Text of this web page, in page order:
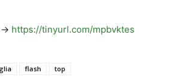
> https://tinyurl.com/mpbvktes
flash top